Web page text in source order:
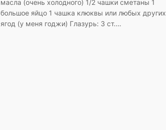
масла (очень холодного) 1/2 чашки сметаны 1
большое яйцо 1 чашка клюквы или любых других
ягод (у меня годжи) Глазурь: 3 ст.…